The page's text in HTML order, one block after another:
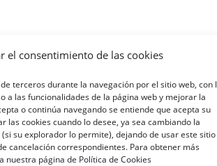
el consentimiento de las cookies
terceros durante la navegación por el sitio web, con
a las funcionalidades de la página web y mejorar la
o continúa navegando se entiende que acepta su
las cookies cuando lo desee, ya sea cambiando la
su explorador lo permite), dejando de usar este sitio
cancelación correspondientes. Para obtener más
nuestra página de Política de Cookies